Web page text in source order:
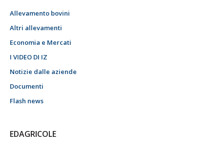
Allevamento bovini
Altri allevamenti
Economia e Mercati
I VIDEO DI IZ
Notizie dalle aziende
Documenti
Flash news
EDAGRICOLE